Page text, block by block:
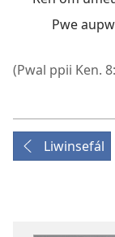
Pwe
(Pwal ppii Ken.
Liwinsefál